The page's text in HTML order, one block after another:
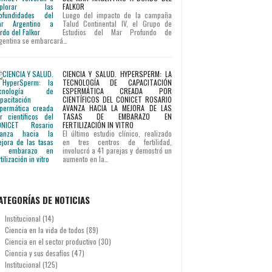
FALKOR
Luego del impacto de la campaña
Talud Continental IV, el Grupo de
Estudios del Mar Profundo de
se embarcará…
CIENCIA Y SALUD. HYPERSPERM: LA
TECNOLOGÍA DE CAPACITACIÓN
ESPERMÁTICA CREADA POR
CIENTÍFICOS DEL CONICET ROSARIO
AVANZA HACIA LA MEJORA DE LAS
TASAS DE EMBARAZO EN
FERTILIZACIÓN IN VITRO
El último estudio clínico, realizado
en tres centros de fertilidad,
involucró a 41 parejas y demostró un
aumento en la…
DE NOTICIAS
Institucional (14)
Ciencia en la vida de todos (89)
Ciencia en el sector productivo (30)
Ciencia y sus desafíos (47)
Institucional (125)